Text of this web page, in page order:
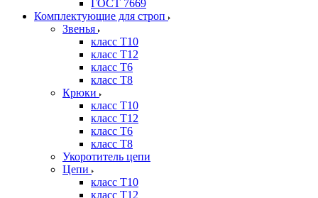
ГОСТ 7669
Комплектующие для строп
Звенья
класс Т10
класс Т12
класс Т6
класс Т8
Крюки
класс Т10
класс Т12
класс Т6
класс Т8
Укоротитель цепи
Цепи
класс Т10
класс Т12